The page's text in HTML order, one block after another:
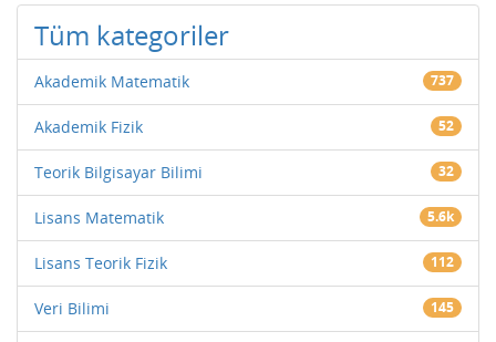
Tüm kategoriler
Akademik Matematik 737
Akademik Fizik 52
Teorik Bilgisayar Bilimi 32
Lisans Matematik 5.6k
Lisans Teorik Fizik 112
Veri Bilimi 145